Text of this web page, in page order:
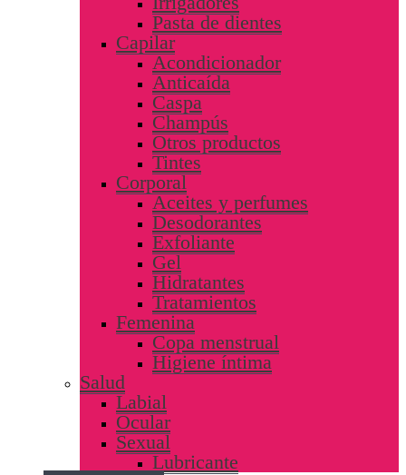
Pasta de dientes
Capilar
Acondicionador
Anticaída
Caspa
Champús
Otros productos
Tintes
Corporal
Aceites y perfumes
Desodorantes
Exfoliante
Gel
Hidratantes
Tratamientos
Femenina
Copa menstrual
Higiene íntima
Salud
Labial
Ocular
Sexual
Lubricante